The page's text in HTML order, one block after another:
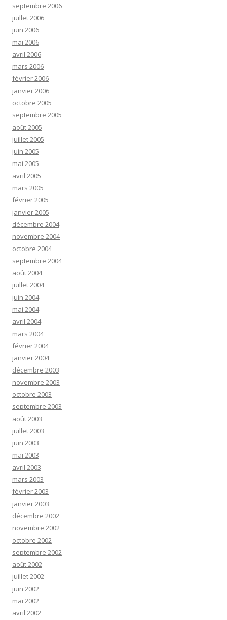
septembre 2006
juillet 2006
juin 2006
mai 2006
avril 2006
mars 2006
février 2006
janvier 2006
octobre 2005
septembre 2005
août 2005
juillet 2005
juin 2005
mai 2005
avril 2005
mars 2005
février 2005
janvier 2005
décembre 2004
novembre 2004
octobre 2004
septembre 2004
août 2004
juillet 2004
juin 2004
mai 2004
avril 2004
mars 2004
février 2004
janvier 2004
décembre 2003
novembre 2003
octobre 2003
septembre 2003
août 2003
juillet 2003
juin 2003
mai 2003
avril 2003
mars 2003
février 2003
janvier 2003
décembre 2002
novembre 2002
octobre 2002
septembre 2002
août 2002
juillet 2002
juin 2002
mai 2002
avril 2002